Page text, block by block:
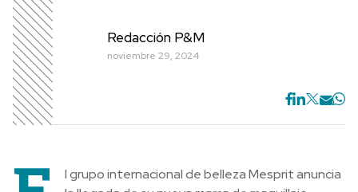
Redacción P&M
noviembre 29, 2024
l grupo internacional de belleza Mesprit anuncia